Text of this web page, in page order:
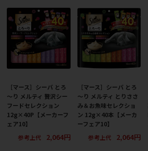
［マース］シーバ とろ
～り メルティ 贅沢シー
フードセレクション
12g×40P【メーカーフ
ェア10】
参考上代
2,064円
［マース］シーバ とろ
～り メルティ とりささ
み＆お魚味セレクショ
ン 12g×40本【メーカ
ーフェア10】
参考上代
2,064円